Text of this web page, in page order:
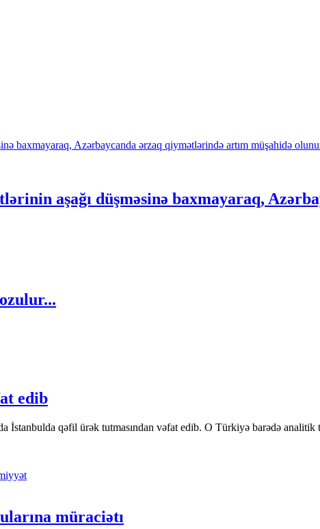
aşağı düşməsinə baxmayaraq,
edib
İstanbulda qəfil ürək tutmasından vəfat edib. O Türkiyə barədə
müraciətı